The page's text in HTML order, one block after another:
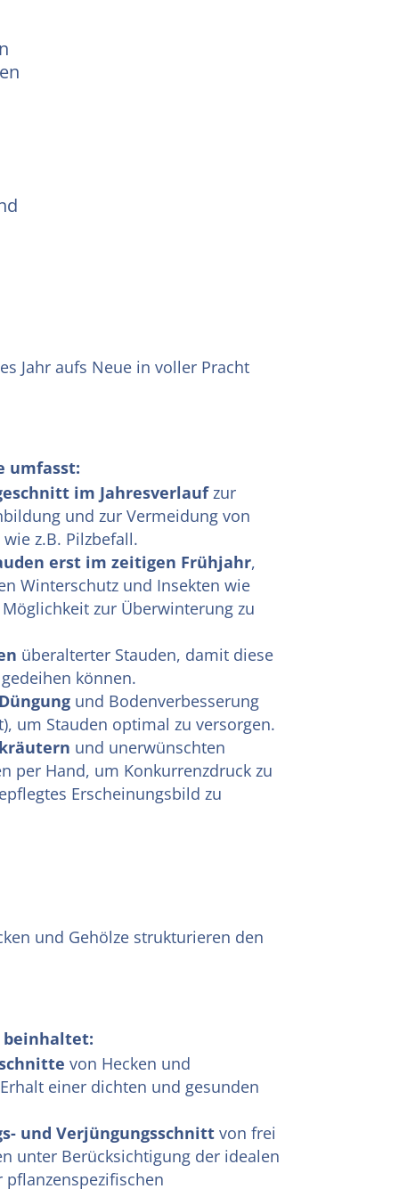
Jahr aufs Neue in voller Pracht
umfasst:
im Jahresverlaufzur
und zur Vermeidung von
z.B. Pilzbefall.
erst im zeitigen Frühjahr,
Winterschutz und Insekten wie
zur Überwinterung zu
überalterter Stauden, damit diese
können.
und Bodenverbesserung
um Stauden optimal zu versorgen.
und unerwünschten
per Hand, um Konkurrenzdruck zu
Erscheinungsbild zu
und Gehölze strukturieren den
beinhaltet:
von Hecken und
einer dichten und gesunden
und Verjüngungsschnittvon frei
unter Berücksichtigung der idealen